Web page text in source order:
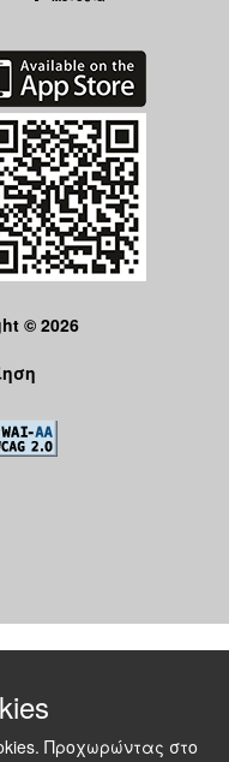
© 2026
Προχωρώντας στο